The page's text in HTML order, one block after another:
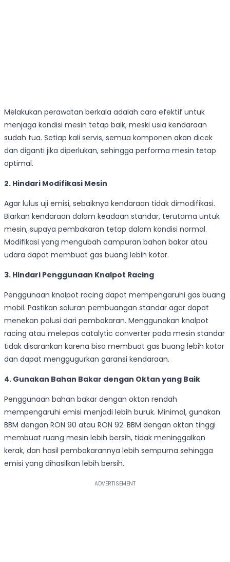
Melakukan perawatan berkala adalah cara efektif untuk
menjaga kondisi mesin tetap baik, meski usia kendaraan
sudah tua. Setiap kali servis, semua komponen akan dicek
dan diganti jika diperlukan, sehingga performa mesin tetap
optimal.
2. Hindari Modifikasi Mesin
Agar lulus uji emisi, sebaiknya kendaraan tidak dimodifikasi.
Biarkan kendaraan dalam keadaan standar, terutama untuk
mesin, supaya pembakaran tetap dalam kondisi normal.
Modifikasi yang mengubah campuran bahan bakar atau
udara dapat membuat gas buang lebih kotor.
3. Hindari Penggunaan Knalpot Racing
Penggunaan knalpot racing dapat mempengaruhi gas buang
mobil. Pastikan saluran pembuangan standar agar dapat
menekan polusi dari pembakaran. Menggunakan knalpot
racing atau melepas catalytic converter pada mesin standar
tidak disarankan karena bisa membuat gas buang lebih kotor
dan dapat menggugurkan garansi kendaraan.
4. Gunakan Bahan Bakar dengan Oktan yang Baik
Penggunaan bahan bakar dengan oktan rendah
mempengaruhi emisi menjadi lebih buruk. Minimal, gunakan
BBM dengan RON 90 atau RON 92. BBM dengan oktan tinggi
membuat ruang mesin lebih bersih, tidak meninggalkan
kerak, dan hasil pembakarannya lebih sempurna sehingga
emisi yang dihasilkan lebih bersih.